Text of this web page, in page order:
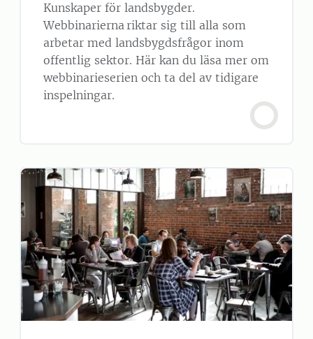
Kunskaper för landsbygder.
Webbinarierna riktar sig till alla som
arbetar med landsbygdsfrågor inom
offentlig sektor. Här kan du läsa mer om
webbinarieserien och ta del av tidigare
inspelningar.